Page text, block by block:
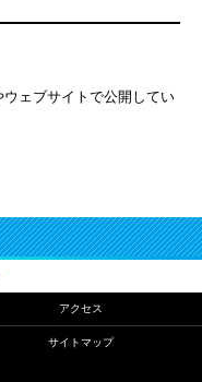
ェブサイトで公開してい
アクセス
サイトマップ